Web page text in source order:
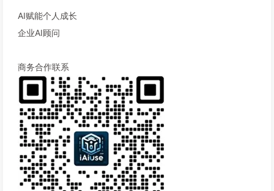
AI赋能个人成长
企业AI顾问
商务合作联系